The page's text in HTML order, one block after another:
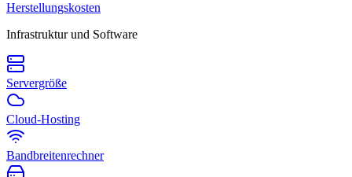
Herstellungskosten
Infrastruktur und Software
Servergröße
Cloud-Hosting
Bandbreitenrechner